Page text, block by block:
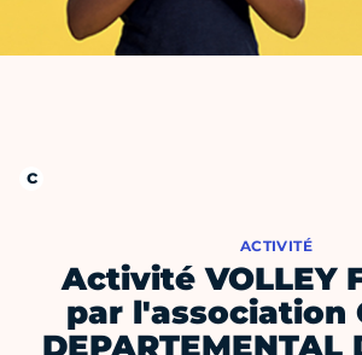
ACTIVITÉ
Activité VOLLEY
par l'association
DEPARTEMENTAL